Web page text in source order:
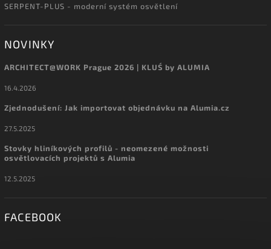
SERPENT-PLUS - moderní systém osvětlení
NOVINKY
ARCHITECT@WORK Prague 2026 | KLUŚ by ALUMIA
16.4.2026
Zjednodušení: Jak importovat objednávku na Alumia.cz
27.5.2025
Stovky hliníkových profilů - neomezené možnosti
osvětlovacích projektů s Alumia
12.5.2025
FACEBOOK